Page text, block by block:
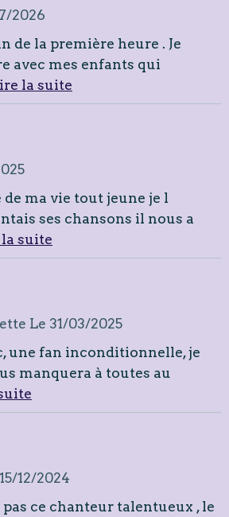
2026
de la première heure . Je
avec mes enfants qui
la suite
ma vie tout jeune je l
ses chansons il nous a
suite
Le 31/03/2025
une fan inconditionnelle, je
manquera à toutes au
12/2024
pas ce chanteur talentueux , le